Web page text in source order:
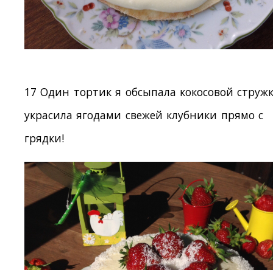
17 Один тортик я обсыпала кокосовой
украсила ягодами свежей клубники прямо с
грядки!